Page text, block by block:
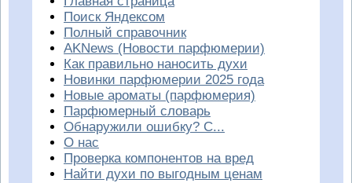
Поиск Яндексом
Полный справочник
AKNews (Новости парфюмерии)
Как правильно наносить духи
Новинки парфюмерии 2025 года
Новые ароматы (парфюмерия)
Парфюмерный словарь
Обнаружили ошибку? С...
О нас
Проверка компонентов на вред
Найти духи по выгодным ценам